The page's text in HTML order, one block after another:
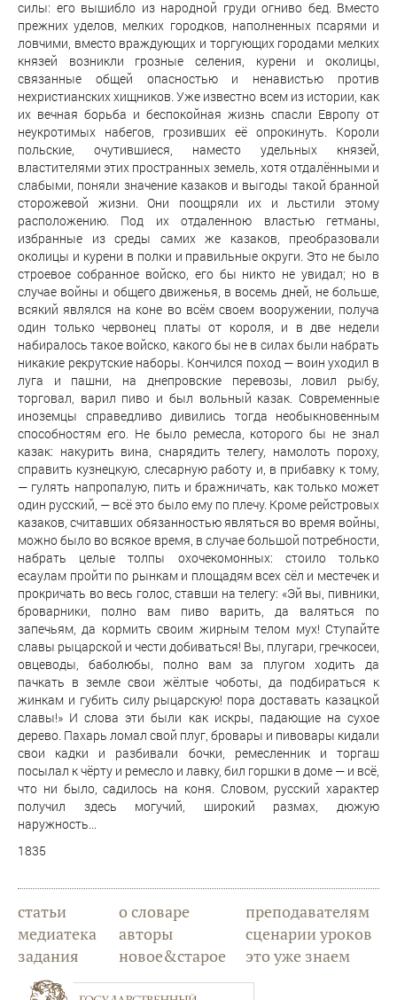
силы: его вышибло из народной груди огниво бед. Вместо
прежних уделов, мелких городков, наполненных псарями и
ловчими, вместо враждующих и торгующих городами мелких
князей возникли грозные селения, курени и околицы,
связанные общей опасностью и ненавистью против
нехристианских хищников. Уже известно всем из истории, как
их вечная борьба и беспокойная жизнь спасли Европу от
неукротимых набегов, грозивших её опрокинуть. Короли
польские, очутившиеся, наместо удельных князей,
властителями этих пространных земель, хотя отдалёнными и
слабыми, поняли значение казаков и выгоды такой бранной
сторожевой жизни. Они поощряли их и льстили этому
расположению. Под их отдаленною властью гетманы,
избранные из среды самих же казаков, преобразовали
околицы и курени в полки и правильные округи. Это не было
строевое собранное войско, его бы никто не увидал; но в
случае войны и общего движенья, в восемь дней, не больше,
всякий являлся на коне во всём своем вооружении, получа
один только червонец платы от короля, и в две недели
набиралось такое войско, какого бы не в силах были набрать
никакие рекрутские наборы. Кончился поход — воин уходил в
луга и пашни, на днепровские перевозы, ловил рыбу,
торговал, варил пиво и был вольный казак. Современные
иноземцы справедливо дивились тогда необыкновенным
способностям его. Не было ремесла, которого бы не знал
казак: накурить вина, снарядить телегу, намолоть пороху,
справить кузнецкую, слесарную работу и, в прибавку к тому,
— гулять напропалую, пить и бражничать, как только может
один русский, — всё это было ему по плечу. Кроме рейстровых
казаков, считавших обязанностью являться во время войны,
можно было во всякое время, в случае большой потребности,
набрать целые толпы охочекомонных: стоило только
есаулам пройти по рынкам и площадям всех сёл и местечек и
прокричать во весь голос, ставши на телегу: «Эй вы, пивники,
броварники, полно вам пиво варить, да валяться по
запечьям, да кормить своим жирным телом мух! Ступайте
славы рыцарской и чести добиваться! Вы, плугари, гречкосеи,
овцеводы, баболюбы, полно вам за плугом ходить да
пачкать в земле свои жёлтые чоботы, да подбираться к
жинкам и губить силу рыцарскую! пора доставать казацкой
славы!» И слова эти были как искры, падающие на сухое
дерево. Пахарь ломал свой плуг, бровары и пивовары кидали
свои кадки и разбивали бочки, ремесленник и торгаш
посылал к чёрту и ремесло и лавку, бил горшки в доме — и всё,
что ни было, садилось на коня. Словом, русский характер
получил здесь могучий, широкий размах, дюжую
наружность...
1835
статьи
медиатека
задания
о словаре
авторы
новое&старое
преподавателям
сценарии уроков
это уже знаем